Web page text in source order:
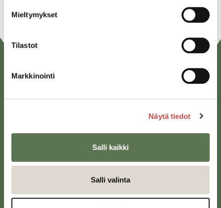
Mieltymykset
Tilastot
Markkinointi
Näytä tiedot
Salli kaikki
Salli valinta
43100 Saarijärvi